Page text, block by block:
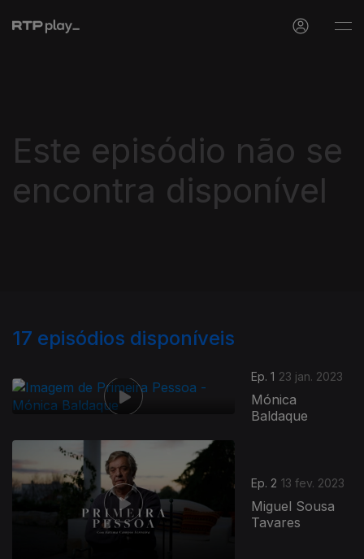
Este episódio não se
encontra disponível
17 episódios disponíveis
Ep. 1 23 jan. 2023
Mónica
Baldaque
Ep. 2 13 fev. 2023
Miguel Sousa
Tavares